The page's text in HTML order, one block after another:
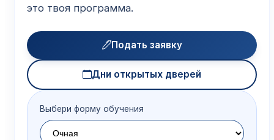
это твоя программа.
Подать заявку
Дни открытых дверей
Выбери форму обучения